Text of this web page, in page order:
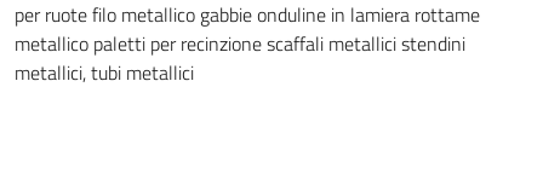
per ruotefilo metallico gabbieonduline in lamiera rottame
metallico paletti per recinzionescaffali metallicistendini
metallici,tubi metallici